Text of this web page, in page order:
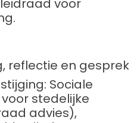
voor
reflectie en gesprek
Sociale
stedelijke
advies),